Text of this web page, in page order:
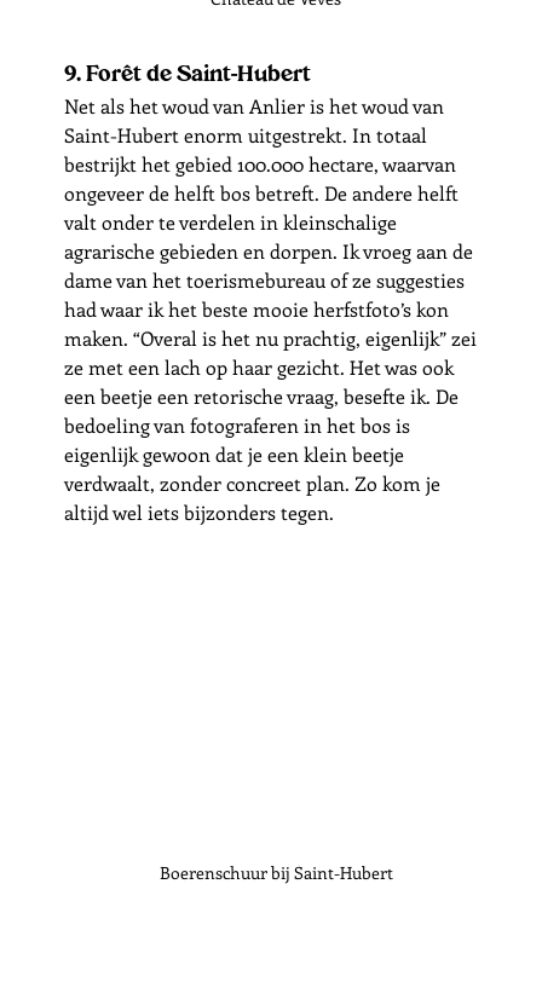
9. Forêt de Saint-Hubert
Net als het woud van Anlier is het woud van
Saint-Hubert enorm uitgestrekt. In totaal
bestrijkt het gebied 100.000 hectare, waarvan
ongeveer de helft bos betreft. De andere helft
valt onder te verdelen in kleinschalige
agrarische gebieden en dorpen. Ik vroeg aan de
dame van het toerismebureau of ze suggesties
had waar ik het beste mooie herfstfoto’s kon
maken. “Overal is het nu prachtig, eigenlijk” zei
ze met een lach op haar gezicht. Het was ook
een beetje een retorische vraag, besefte ik. De
bedoeling van fotograferen in het bos is
eigenlijk gewoon dat je een klein beetje
verdwaalt, zonder concreet plan. Zo kom je
altijd wel iets bijzonders tegen.
Boerenschuur bij Saint-Hubert